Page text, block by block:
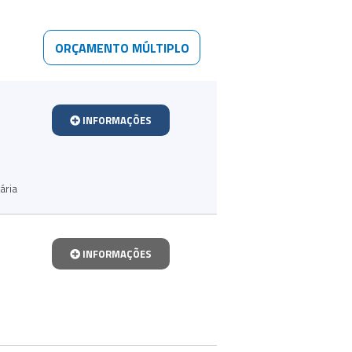
ORÇAMENTO MÚLTIPLO
INFORMAÇÕES
INFORMAÇÕES